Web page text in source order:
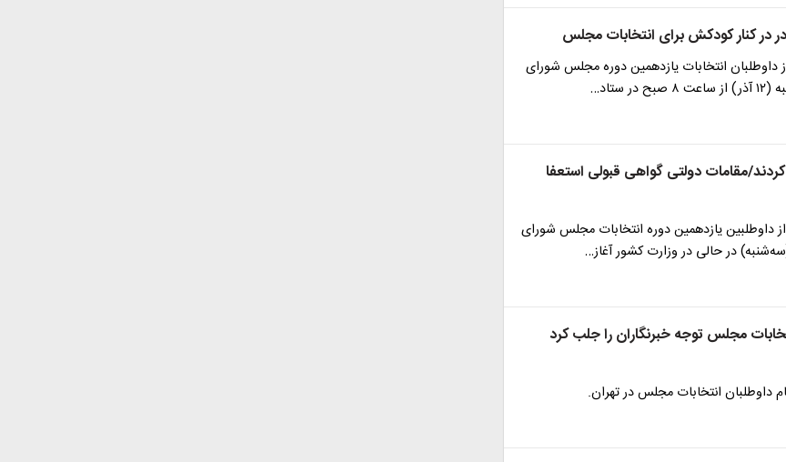
در کنار کودکش برای انتخابات مجلس
داوطلبان انتخابات یازدهمین دوره مجلس شورای
ستاد…
کردند/مقامات دولتی گواهی قبولی استعفا
داوطلبین یازدهمین دوره انتخابات مجلس شورای
در حالی در وزارت کشور آغاز…
مجلس توجه خبرنگاران را جلب کرد
داوطلبان انتخابات مجلس در تهران.